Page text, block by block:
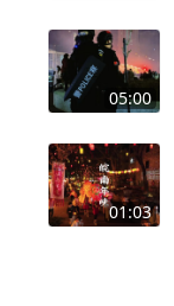
05:00
01:03